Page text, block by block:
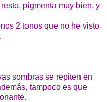
pigmenta muy bien, y
2 tonos que no he visto
.
sombras se repiten en
tampoco es que